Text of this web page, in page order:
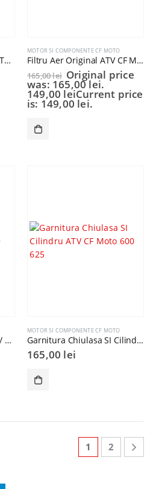
Filtru aer Original CF600ATR-2 – ATV CF Moto 625 (2023-2026)
MOTOR SI COMPONENTE CF MOTO
Filtru Aer Original ATV CF Moto 1000 (OEM 0JYA-112000-20000)
165,00lei Original price
was: 165,00 lei.
149,00 leiCurrent price
is: 149,00 lei.
Filtru aer CF Moto CForce / UForce / ZForce 400/500/600/800
MOTOR SI COMPONENTE CF MOTO
Garnitura Chiulasa SI Cilindru ATV CF Moto 600 625
165,00 lei
1 2